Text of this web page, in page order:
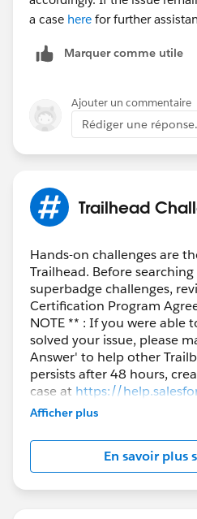
a case here for further
Marquer comme utile
Ajouter un commentaire
Rédiger une
Trailhead
Hands-on challenges are
Trailhead. Before
superbadge challenges,
Certification Program
NOTE ** : If you were able
solved your issue, please
Answer' to help other
persists after 48 hours,
case at https://
further assistance.
Afficher plus
En savoir plus